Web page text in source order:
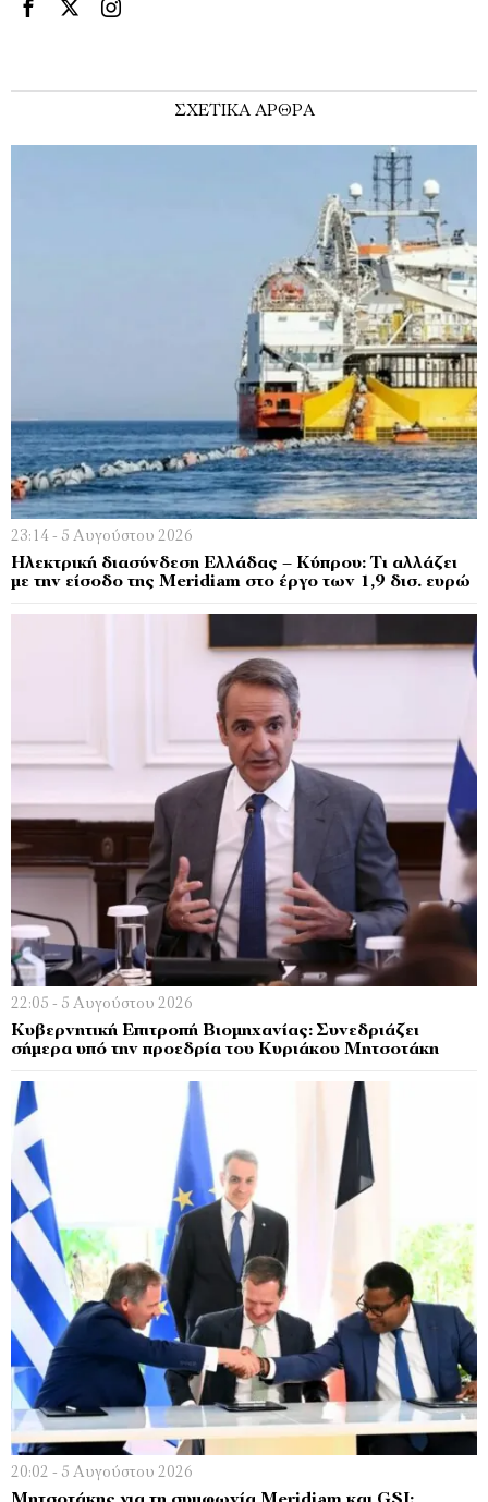
ΣΧΕΤΙΚΑ ΑΡΘΡΑ
23:14 - 5 Αυγούστου 2026
Ηλεκτρική διασύνδεση Ελλάδας – Κύπρου: Τι αλλάζει
με την είσοδο της Meridiam στο έργο των 1,9 δισ. ευρώ
22:05 - 5 Αυγούστου 2026
Κυβερνητική Επιτροπή Βιομηχανίας: Συνεδριάζει
σήμερα υπό την προεδρία του Κυριάκου Μητσοτάκη
20:02 - 5 Αυγούστου 2026